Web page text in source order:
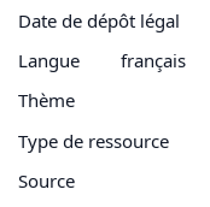
Date de dépôt légal
Langue
français
Thème
Type de ressource
Source